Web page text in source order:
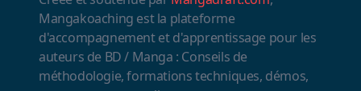
Mangakoaching est la plateforme
d'accompagnement et d'apprentissage pour les
auteurs de BD / Manga : Conseils de
méthodologie, formations techniques, démos,